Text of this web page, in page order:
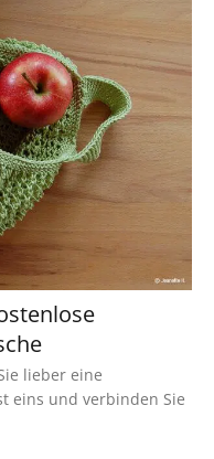
lieber eine
eins und verbinden Sie